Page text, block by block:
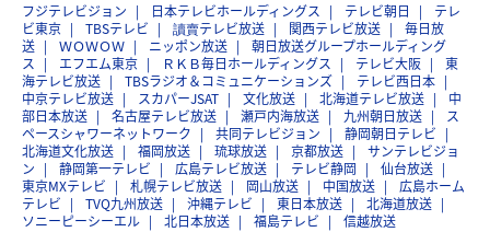
フジテレビジョン 日本テレビホールディングス テレビ朝日
テレ
ビ東京
TBSテレビ 讀賣テレビ放送 関西テレビ放送
毎日放
送
ＷＯＷＯＷ ニッポン放送
朝日放送グループホールディング
ス
エフエム東京 ＲＫＢ毎日ホールディングス テレビ大阪
東
海テレビ放送
TBSラジオ＆コミュニケーションズ
テレビ西日本
中京テレビ放送
スカパーJSAT 文化放送 北海道テレビ放送
中
部日本放送
名古屋テレビ放送 瀬戸内海放送 九州朝日放送
ス
ペースシャワーネットワーク
共同テレビジョン
静岡朝日テレビ
北海道文化放送
福岡放送 琉球放送 京都放送
サンテレビジョ
ン
静岡第一テレビ 広島テレビ放送 テレビ静岡
仙台放送
東京MXテレビ
札幌テレビ放送 岡山放送 中国放送
広島ホーム
テレビ
TVQ九州放送 沖縄テレビ 東日本放送
北海道放送
ソニーピーシーエル
北日本放送 福島テレビ 信越放送